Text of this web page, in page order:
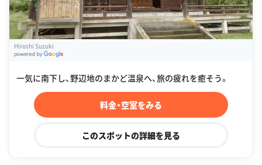
Hiroshi Suzuki
一気に南下し、野辺地のまかど温泉へ、旅の疲れを癒そう。
料金・空室をみる
このスポットの詳細を見る